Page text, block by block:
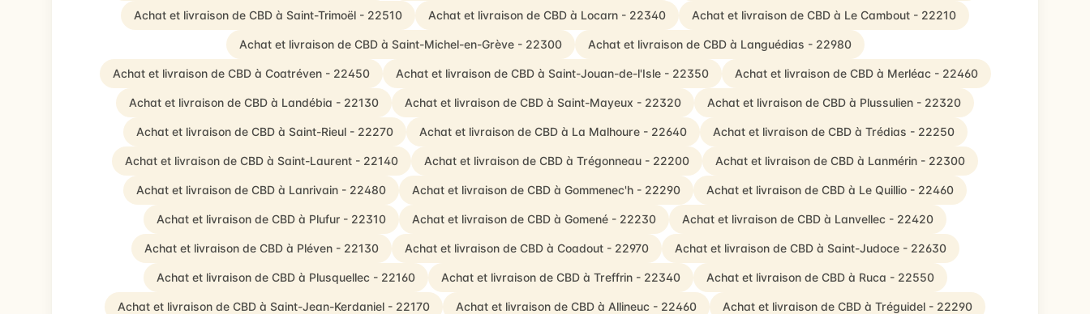
Achat et livraison de CBD à Saint-Trimoël - 22510 Achat et livraison de CBD à Locarn - 22340 Achat et livraison de CBD à Le Cambout - 22210
Achat et livraison de CBD à Saint-Michel-en-Grève - 22300 Achat et livraison de CBD à Languédias - 22980
Achat et livraison de CBD à Coatréven - 22450 Achat et livraison de CBD à Saint-Jouan-de-l'Isle - 22350 Achat et livraison de CBD à Merléac - 22460
Achat et livraison de CBD à Landébia - 22130 Achat et livraison de CBD à Saint-Mayeux - 22320 Achat et livraison de CBD à Plussulien - 22320
Achat et livraison de CBD à Saint-Rieul - 22270 Achat et livraison de CBD à La Malhoure - 22640 Achat et livraison de CBD à Trédias - 22250
Achat et livraison de CBD à Saint-Laurent - 22140 Achat et livraison de CBD à Trégonneau - 22200 Achat et livraison de CBD à Lanmérin - 22300
Achat et livraison de CBD à Lanrivain - 22480 Achat et livraison de CBD à Gommenec'h - 22290 Achat et livraison de CBD à Le Quillio - 22460
Achat et livraison de CBD à Plufur - 22310 Achat et livraison de CBD à Gomené - 22230 Achat et livraison de CBD à Lanvellec - 22420
Achat et livraison de CBD à Pléven - 22130 Achat et livraison de CBD à Coadout - 22970 Achat et livraison de CBD à Saint-Judoce - 22630
Achat et livraison de CBD à Plusquellec - 22160 Achat et livraison de CBD à Treffrin - 22340 Achat et livraison de CBD à Ruca - 22550
Achat et livraison de CBD à Saint-Jean-Kerdaniel - 22170 Achat et livraison de CBD à Allineuc - 22460 Achat et livraison de CBD à Tréguidel - 22290